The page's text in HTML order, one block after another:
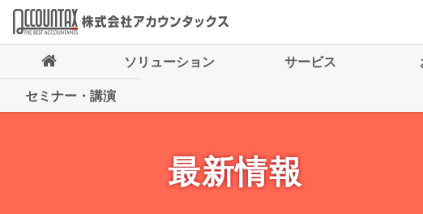
ソリューション サービス
セミナー・講演
最新情報